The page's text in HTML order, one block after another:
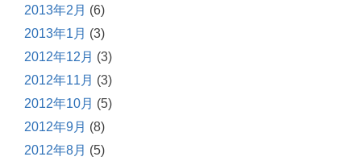
2013年2月 (6)
2013年1月 (3)
2012年12月 (3)
2012年11月 (3)
2012年10月 (5)
2012年9月 (8)
2012年8月 (5)